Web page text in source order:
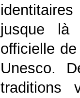
jusque là
officielle
Unesco.
traditions